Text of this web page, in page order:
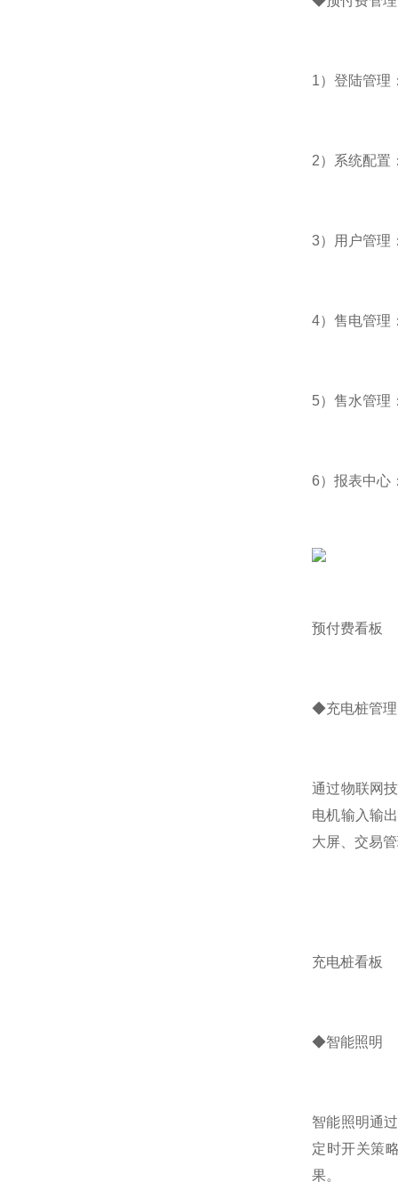
1）登陆管理
2）系统配置
3）用户管理
4）售电管理
5）售水管理
6）报表中心
预付费看板
◆充电桩管理
通过物联网
电机输入输
大屏、交易
充电桩看板
◆智能照明
智能照明通
定时开关策
果。